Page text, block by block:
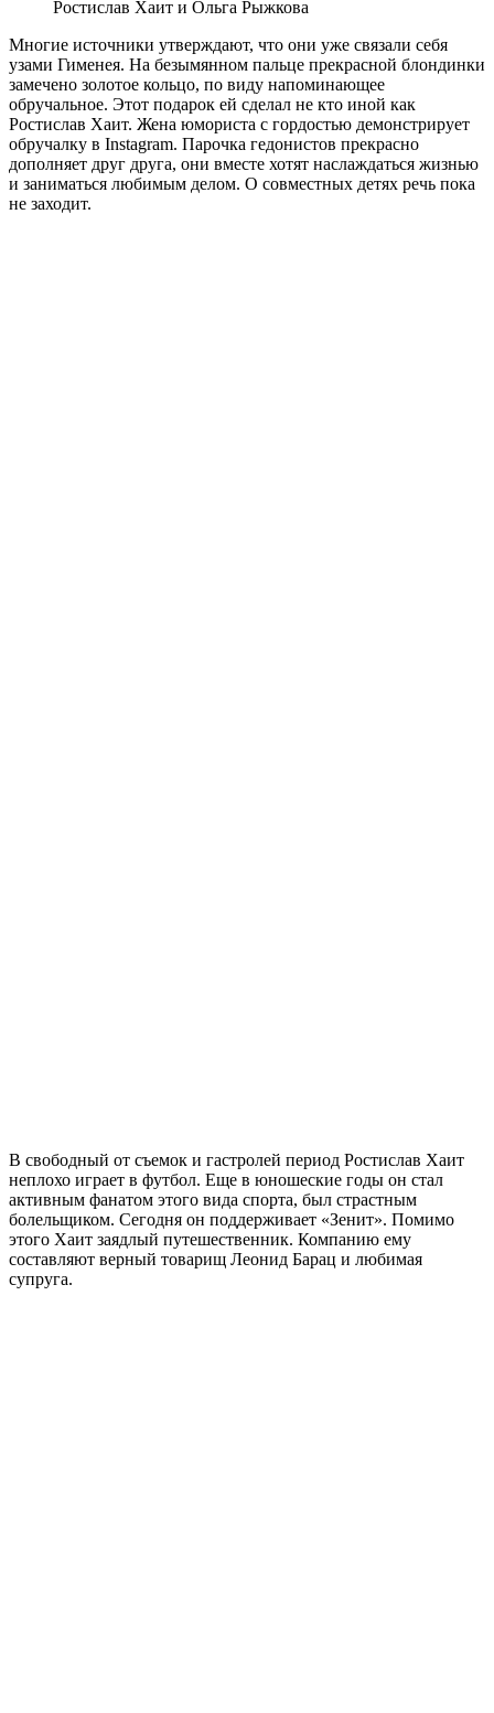
Ростислав Хаит и Ольга Рыжкова
Многие источники утверждают, что они уже связали себя
узами Гименея. На безымянном пальце прекрасной блондинки
замечено золотое кольцо, по виду напоминающее
обручальное. Этот подарок ей сделал не кто иной как
Ростислав Хаит. Жена юмориста с гордостью демонстрирует
обручалку в Instagram. Парочка гедонистов прекрасно
дополняет друг друга, они вместе хотят наслаждаться жизнью
и заниматься любимым делом. О совместных детях речь пока
не заходит.
В свободный от съемок и гастролей период Ростислав Хаит
неплохо играет в футбол. Еще в юношеские годы он стал
активным фанатом этого вида спорта, был страстным
болельщиком. Сегодня он поддерживает «Зенит». Помимо
этого Хаит заядлый путешественник. Компанию ему
составляют верный товарищ Леонид Барац и любимая
супруга.